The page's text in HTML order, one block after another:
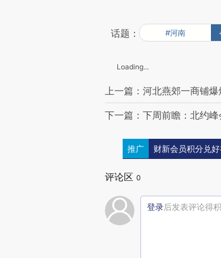
话题： #河南
Loading...
上一篇：河北燕郊一商铺
下一篇：下周前瞻：北约
推广 财新会员积分兑
评论区 0
登录后发表评论得